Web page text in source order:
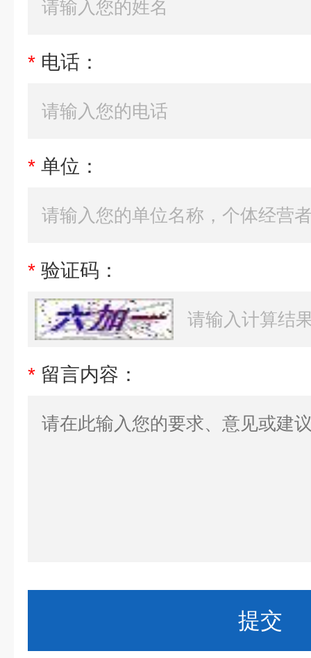
* 电话：
* 单位：
* 验证码：
* 留言内容：